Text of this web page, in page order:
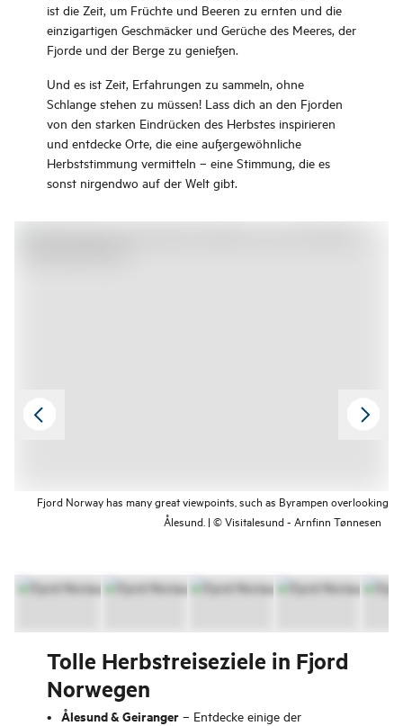
ist die Zeit, um Früchte und Beeren zu ernten und die
einzigartigen Geschmäcker und Gerüche des Meeres, der
Fjorde und der Berge zu genießen.
Und es ist Zeit, Erfahrungen zu sammeln, ohne
Schlange stehen zu müssen! Lass dich an den Fjorden
von den starken Eindrücken des Herbstes inspirieren
und entdecke Orte, die eine außergewöhnliche
Herbststimmung vermitteln – eine Stimmung, die es
sonst nirgendwo auf der Welt gibt.
Fjord Norway has many great viewpoints, such as Byrampen overlooking
Ålesund. | © Visitalesund - Arnfinn Tønnesen
Tolle Herbstreiseziele in Fjord
Norwegen
Ålesund & Geiranger – Entdecke einige der